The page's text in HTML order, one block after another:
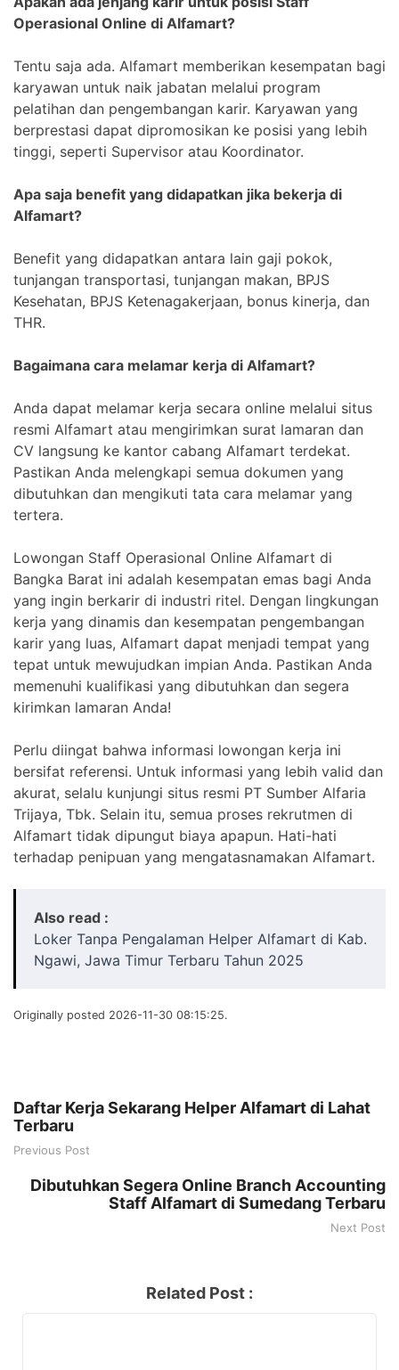
Operasional Online di Alfamart?
Tentu saja ada. Alfamart memberikan kesempatan bagi
karyawan untuk naik jabatan melalui program
pelatihan dan pengembangan karir. Karyawan yang
berprestasi dapat dipromosikan ke posisi yang lebih
tinggi, seperti Supervisor atau Koordinator.
Apa saja benefit yang didapatkan jika bekerja di
Alfamart?
Benefit yang didapatkan antara lain gaji pokok,
tunjangan transportasi, tunjangan makan, BPJS
Kesehatan, BPJS Ketenagakerjaan, bonus kinerja, dan
THR.
Bagaimana cara melamar kerja di Alfamart?
Anda dapat melamar kerja secara online melalui situs
resmi Alfamart atau mengirimkan surat lamaran dan
CV langsung ke kantor cabang Alfamart terdekat.
Pastikan Anda melengkapi semua dokumen yang
dibutuhkan dan mengikuti tata cara melamar yang
tertera.
Lowongan Staff Operasional Online Alfamart di
Bangka Barat ini adalah kesempatan emas bagi Anda
yang ingin berkarir di industri ritel. Dengan lingkungan
kerja yang dinamis dan kesempatan pengembangan
karir yang luas, Alfamart dapat menjadi tempat yang
tepat untuk mewujudkan impian Anda. Pastikan Anda
memenuhi kualifikasi yang dibutuhkan dan segera
kirimkan lamaran Anda!
Perlu diingat bahwa informasi lowongan kerja ini
bersifat referensi. Untuk informasi yang lebih valid dan
akurat, selalu kunjungi situs resmi PT Sumber Alfaria
Trijaya, Tbk. Selain itu, semua proses rekrutmen di
Alfamart tidak dipungut biaya apapun. Hati-hati
terhadap penipuan yang mengatasnamakan Alfamart.
Also read :
Loker Tanpa Pengalaman Helper Alfamart di Kab.
Ngawi, Jawa Timur Terbaru Tahun 2025
Originally posted 2026-11-30 08:15:25.
Daftar Kerja Sekarang Helper Alfamart di Lahat
Terbaru
Previous Post
Dibutuhkan Segera Online Branch Accounting
Staff Alfamart di Sumedang Terbaru
Next Post
Related Post :